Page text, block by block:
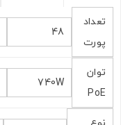
تعداد
پورت
48
توان
PoE
740W